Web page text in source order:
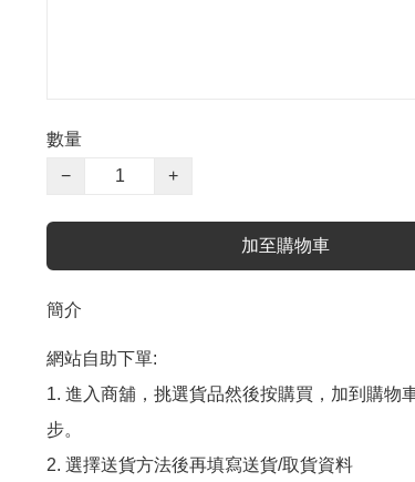
數量
−
+
加至購物車
簡介
網站自助下單:
1. 進入商舖，挑選貨品然後按購買，加到購物
步。
2. 選擇送貨方法後再填寫送貨/取貨資料